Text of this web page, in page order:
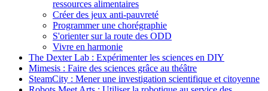
ressources alimentaires
Créer des jeux anti-pauvreté
Programmer une chorégraphie
S'orienter sur la route des ODD
Vivre en harmonie
The Dexter Lab : Expérimenter les sciences en DIY
Mimesis : Faire des sciences grâce au théâtre
SteamCity : Mener une investigation scientifique et citoyenne